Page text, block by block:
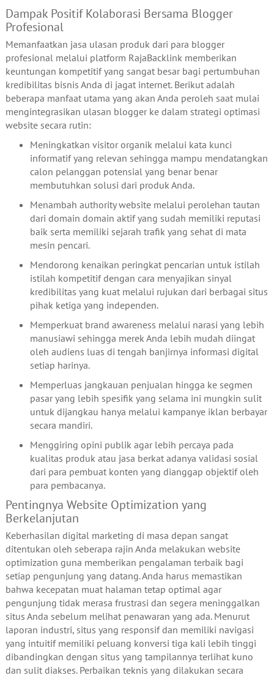
Dampak Positif Kolaborasi Bersama Blogger
Profesional
Memanfaatkan jasa ulasan produk dari para blogger
profesional melalui platform RajaBacklink memberikan
keuntungan kompetitif yang sangat besar bagi pertumbuhan
kredibilitas bisnis Anda di jagat internet. Berikut adalah
beberapa manfaat utama yang akan Anda peroleh saat mulai
mengintegrasikan ulasan blogger ke dalam strategi optimasi
website secara rutin:
Meningkatkan visitor organik melalui kata kunci
informatif yang relevan sehingga mampu mendatangkan
calon pelanggan potensial yang benar benar
membutuhkan solusi dari produk Anda.
Menambah authority website melalui perolehan tautan
dari domain domain aktif yang sudah memiliki reputasi
baik serta memiliki sejarah trafik yang sehat di mata
mesin pencari.
Mendorong kenaikan peringkat pencarian untuk istilah
istilah kompetitif dengan cara menyajikan sinyal
kredibilitas yang kuat melalui rujukan dari berbagai situs
pihak ketiga yang independen.
Memperkuat brand awareness melalui narasi yang lebih
manusiawi sehingga merek Anda lebih mudah diingat
oleh audiens luas di tengah banjirnya informasi digital
setiap harinya.
Memperluas jangkauan penjualan hingga ke segmen
pasar yang lebih spesifik yang selama ini mungkin sulit
untuk dijangkau hanya melalui kampanye iklan berbayar
secara mandiri.
Menggiring opini publik agar lebih percaya pada
kualitas produk atau jasa berkat adanya validasi sosial
dari para pembuat konten yang dianggap objektif oleh
para pembacanya.
Pentingnya Website Optimization yang
Berkelanjutan
Keberhasilan digital marketing di masa depan sangat
ditentukan oleh seberapa rajin Anda melakukan website
optimization guna memberikan pengalaman terbaik bagi
setiap pengunjung yang datang. Anda harus memastikan
bahwa kecepatan muat halaman tetap optimal agar
pengunjung tidak merasa frustrasi dan segera meninggalkan
situs Anda sebelum melihat penawaran yang ada. Menurut
laporan industri, situs yang responsif dan memiliki navigasi
yang intuitif memiliki peluang konversi tiga kali lebih tinggi
dibandingkan dengan situs yang tampilannya terlihat kuno
dan sulit diakses. Perbaikan teknis yang dilakukan secara